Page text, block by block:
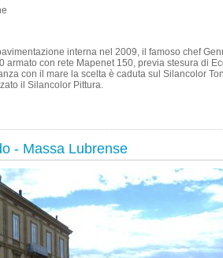
interna nel 2009, il famoso chef
armato con rete Mapenet 150, previa stesura di
con il mare la scelta è caduta sul Silancolor
il Silancolor Pittura.
- Massa Lubrense